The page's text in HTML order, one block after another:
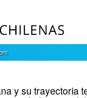
y su trayectoria